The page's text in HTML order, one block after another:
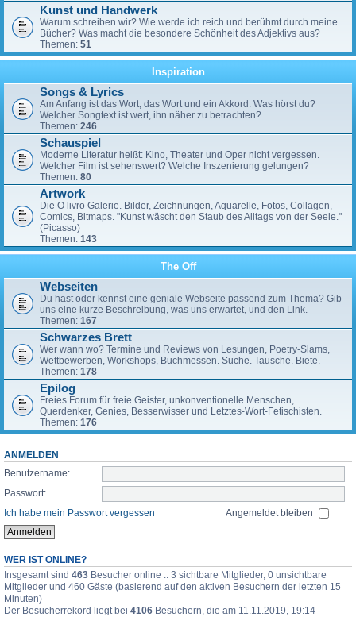
Kunst und Handwerk
Warum schreiben wir? Wie werde ich reich und berühmt durch meine
Bücher? Was macht die besondere Schönheit des Adjektivs aus?
Themen: 51
Inspiration
Songs & Lyrics
Am Anfang ist das Wort, das Wort und ein Akkord. Was hörst du?
Welcher Songtext ist wert, ihn näher zu betrachten?
Themen: 246
Schauspiel
Moderne Literatur heißt: Kino, Theater und Oper nicht vergessen.
Welcher Film ist sehenswert? Welche Inszenierung gelungen?
Themen: 80
Artwork
Die O livro Galerie. Bilder, Zeichnungen, Aquarelle, Fotos, Collagen,
Comics, Bitmaps. "Kunst wäscht den Staub des Alltags von der Seele."
(Picasso)
Themen: 143
The Off
Webseiten
Du hast oder kennst eine geniale Webseite passend zum Thema? Gib
uns eine kurze Beschreibung, was uns erwartet, und den Link.
Themen: 167
Schwarzes Brett
Wer wann wo? Termine und Reviews von Lesungen, Poetry-Slams,
Wettbewerben, Workshops, Buchmessen. Suche. Tausche. Biete.
Themen: 178
Epilog
Freies Forum für freie Geister, unkonventionelle Menschen,
Querdenker, Genies, Besserwisser und Letztes-Wort-Fetischisten.
Themen: 176
ANMELDEN
Benutzername:
Passwort:
Ich habe mein Passwort vergessen
Angemeldet bleiben
WER IST ONLINE?
Insgesamt sind 463 Besucher online :: 3 sichtbare Mitglieder, 0 unsichtbare
Mitglieder und 460 Gäste (basierend auf den aktiven Besuchern der letzten 15
Minuten)
Der Besucherrekord liegt bei 4106 Besuchern, die am 11.11.2019, 19:14